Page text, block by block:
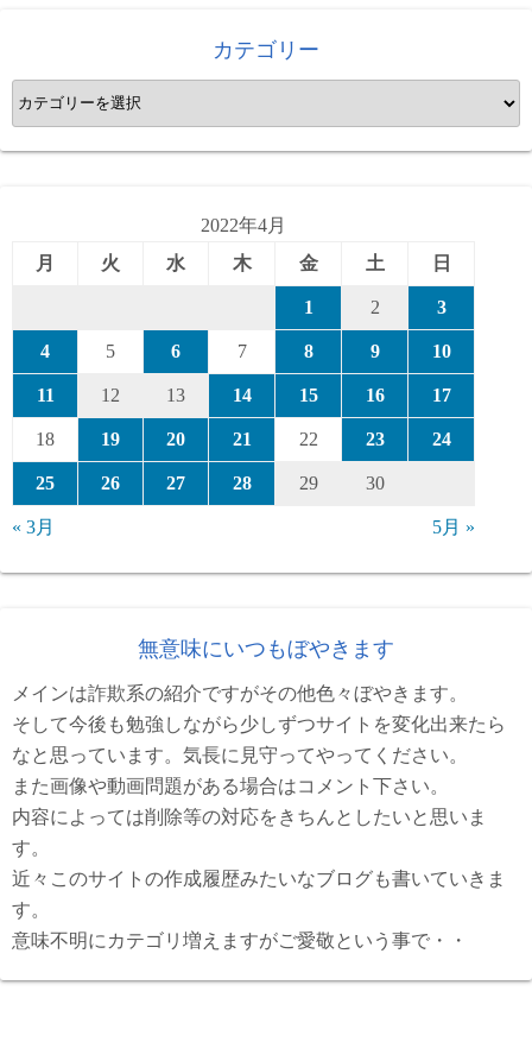
カテゴリー
カ
テ
ゴ
2022年4月
月
火 水 木 金 土 日
1 2 3
4 5 6 7 8 9 10
11 12 13 14 15 16 17
18 19 20 21 22 23 24
25 26 27 28 29 30
« 3月 5月 »
無意味にいつもぼやきます
メインは詐欺系の紹介ですがその他色々ぼやきます。
そして今後も勉強しながら少しずつサイトを変化出来たら
なと思っています。気長に見守ってやってください。
また画像や動画問題がある場合はコメント下さい。
内容によっては削除等の対応をきちんとしたいと思いま
す。
近々このサイトの作成履歴みたいなブログも書いていきま
す。
意味不明にカテゴリ増えますがご愛敬という事で・・